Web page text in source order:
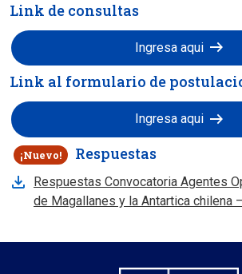
Link de consultas
Ingresa aqui arrow_right_alt
Link al formulario de
Ingresa aqui arrow_right_alt
¡Nuevo! Respuestas
Respuestas Convocatoria Agentes
de Magallanes y la Antartica chilena